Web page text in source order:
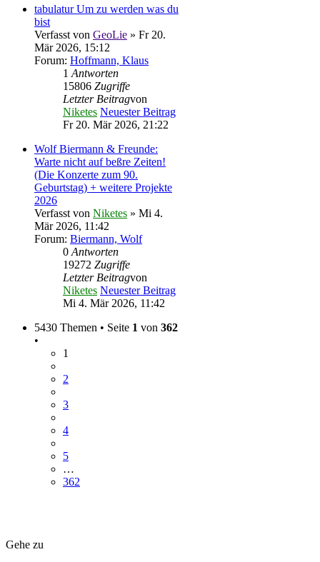
tabulatur Um zu werden was du
bist
Verfasst von GeoLie » Fr 20.
Mär 2026, 15:12
Forum: Hoffmann, Klaus
1 Antworten
15806 Zugriffe
Letzter Beitragvon
Niketes Neuester Beitrag
Fr 20. Mär 2026, 21:22
Wolf Biermann & Freunde:
Warte nicht auf beßre Zeiten!
(Die Konzerte zum 90.
Geburtstag) + weitere Projekte
2026
Verfasst von Niketes » Mi 4.
Mär 2026, 11:42
Forum: Biermann, Wolf
0 Antworten
19272 Zugriffe
Letzter Beitragvon
Niketes Neuester Beitrag
Mi 4. Mär 2026, 11:42
5430 Themen • Seite 1 von 362
•
1
2
3
4
5
…
362
Gehe zu